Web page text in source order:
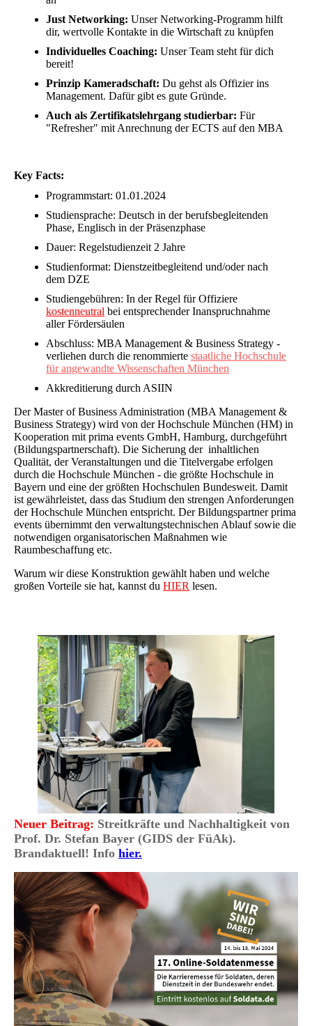
Just Networking: Unser Networking-Programm hilft
dir, wertvolle Kontakte in die Wirtschaft zu knüpfen
Individuelles Coaching: Unser Team steht für dich
bereit!
Prinzip Kameradschaft: Du gehst als Offizier ins
Management. Dafür gibt es gute Gründe.
Auch als Zertifikatslehrgang studierbar: Für
"Refresher" mit Anrechnung der ECTS auf den MBA
Key Facts:
Programmstart: 01.01.2024
Studiensprache: Deutsch in der berufsbegleitenden
Phase, Englisch in der Präsenzphase
Dauer: Regelstudienzeit 2 Jahre
Studienformat: Dienstzeitbegleitend und/oder nach
dem DZE
Studiengebühren: In der Regel für Offiziere
kostenneutral bei entsprechender Inanspruchnahme
aller Fördersäulen
Abschluss: MBA Management & Business Strategy -
verliehen durch die renommierte staatliche Hochschule
für angewandte Wissenschaften München
Akkreditierung durch ASIIN
Der Master of Business Administration (MBA Management &
Business Strategy) wird von der Hochschule München (HM) in
Kooperation mit prima events GmbH, Hamburg, durchgeführt
(Bildungspartnerschaft). Die Sicherung der inhaltlichen
Qualität, der Veranstaltungen und die Titelvergabe erfolgen
durch die Hochschule München - die größte Hochschule in
Bayern und eine der größten Hochschulen Bundesweit. Damit
ist gewährleistet, dass das Studium den strengen Anforderungen
der Hochschule München entspricht. Der Bildungspartner prima
events übernimmt den verwaltungstechnischen Ablauf sowie die
notwendigen organisatorischen Maßnahmen wie
Raumbeschaffung etc.
Warum wir diese Konstruktion gewählt haben und welche
großen Vorteile sie hat, kannst du HIER lesen.
Neuer Beitrag: Streitkräfte und Nachhaltigkeit von
Prof. Dr. Stefan Bayer (GIDS der FüAk).
Brandaktuell! Info hier.